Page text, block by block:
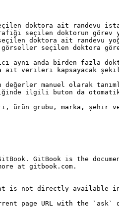
doktora ait randevu
seçilen doktorun görev
doktora ait randevu
seçilen doktora
aynı anda birden fazla
verileri kapsayacak
manuel olarak
ilgili buton da
ürün grubu, marka,
GitBook is the
at gitbook.com.
is not directly available in
page URL with the